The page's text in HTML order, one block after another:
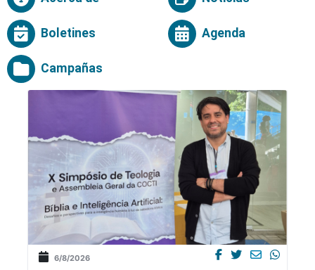
Boletines Agenda
Campañas
6/8/2026